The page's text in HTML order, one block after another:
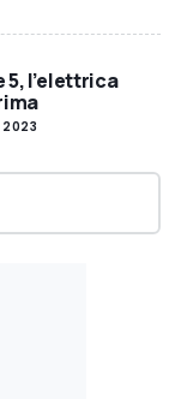
5, l’elettrica